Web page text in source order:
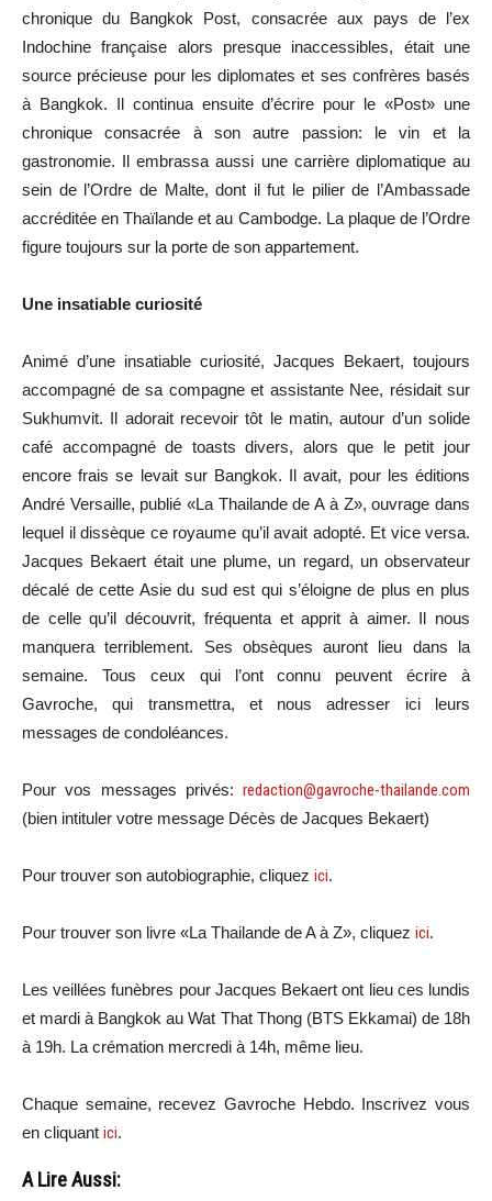
chronique du Bangkok Post, consacrée aux pays de l’ex
Indochine française alors presque inaccessibles, était une
source précieuse pour les diplomates et ses confrères basés
à Bangkok. Il continua ensuite d’écrire pour le «Post» une
chronique consacrée à son autre passion: le vin et la
gastronomie. Il embrassa aussi une carrière diplomatique au
sein de l’Ordre de Malte, dont il fut le pilier de l’Ambassade
accréditée en Thaïlande et au Cambodge. La plaque de l’Ordre
figure toujours sur la porte de son appartement.
Une insatiable curiosité
Animé d’une insatiable curiosité, Jacques Bekaert, toujours
accompagné de sa compagne et assistante Nee, résidait sur
Sukhumvit. Il adorait recevoir tôt le matin, autour d’un solide
café accompagné de toasts divers, alors que le petit jour
encore frais se levait sur Bangkok. Il avait, pour les éditions
André Versaille, publié «La Thailande de A à Z», ouvrage dans
lequel il dissèque ce royaume qu’il avait adopté. Et vice versa.
Jacques Bekaert était une plume, un regard, un observateur
décalé de cette Asie du sud est qui s’éloigne de plus en plus
de celle qu’il découvrit, fréquenta et apprit à aimer. Il nous
manquera terriblement. Ses obsèques auront lieu dans la
semaine. Tous ceux qui l’ont connu peuvent écrire à
Gavroche, qui transmettra, et nous adresser ici leurs
messages de condoléances.
Pour vos messages privés: redaction@gavroche-thailande.com
(bien intituler votre message Décès de Jacques Bekaert)
Pour trouver son autobiographie, cliquez ici.
Pour trouver son livre «La Thailande de A à Z», cliquez ici.
Les veillées funèbres pour Jacques Bekaert ont lieu ces lundis
et mardi à Bangkok au Wat That Thong (BTS Ekkamai) de 18h
à 19h. La crémation mercredi à 14h, même lieu.
Chaque semaine, recevez Gavroche Hebdo. Inscrivez vous
en cliquant ici.
A Lire Aussi: